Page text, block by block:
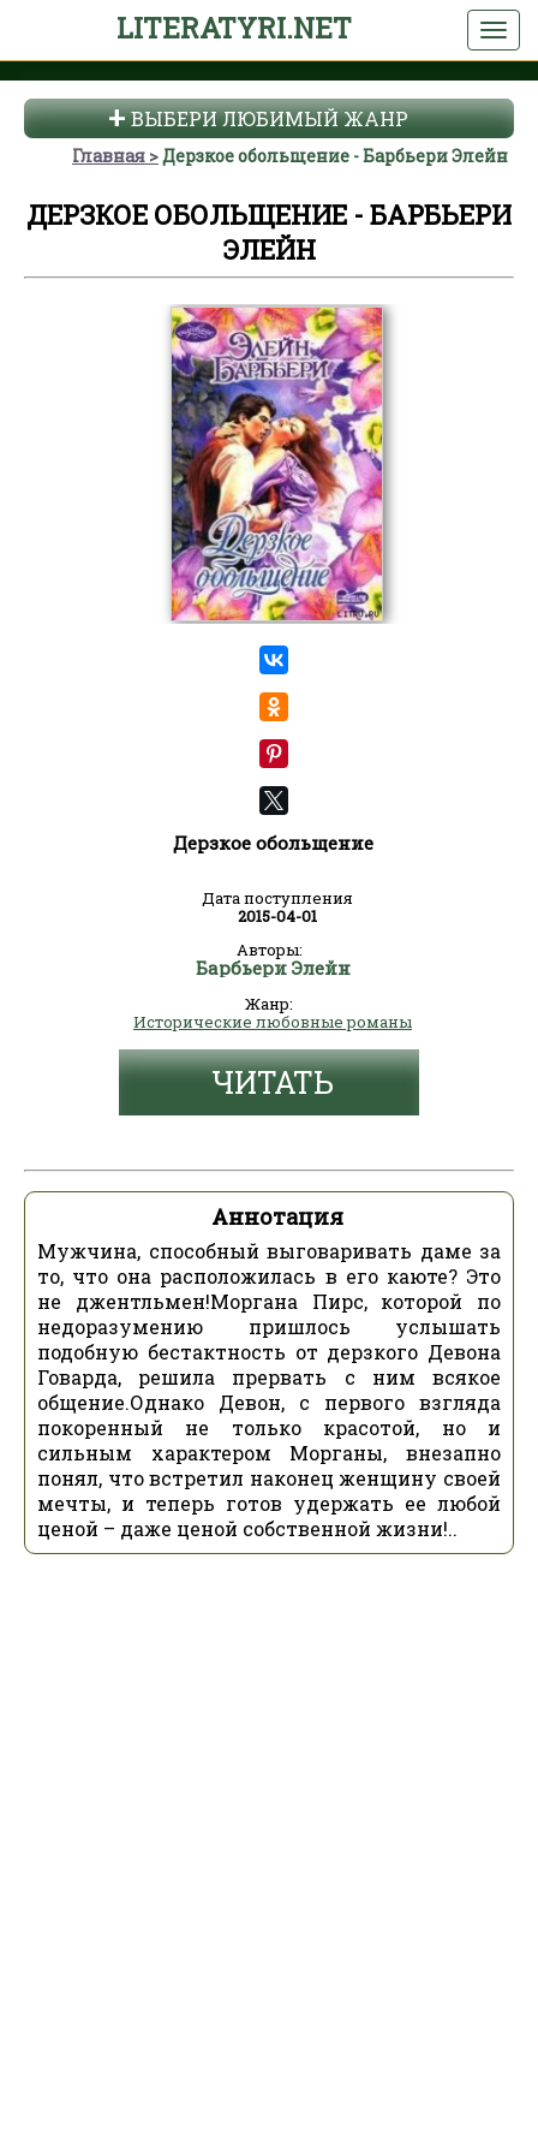
LITERATYRI.NET
ВЫБЕРИ ЛЮБИМЫЙ ЖАНР
Главная Дерзкое обольщение - Барбьери Элейн
ДЕРЗКОЕ ОБОЛЬЩЕНИЕ - БАРБЬЕРИ
ЭЛЕЙН
Дерзкое обольщение
Дата поступления
2015-04-01
Авторы:
Барбьери Элейн
Жанр:
Исторические любовные романы
ЧИТАТЬ
Аннотация
Мужчина, способный выговаривать даме за
то, что она расположилась в его каюте? Это
не джентльмен!Моргана Пирс, которой по
недоразумению пришлось услышать
подобную бестактность от дерзкого Девона
Говарда, решила прервать с ним всякое
общение.Однако Девон, с первого взгляда
покоренный не только красотой, но и
сильным характером Морганы, внезапно
понял, что встретил наконец женщину своей
мечты, и теперь готов удержать ее любой
ценой – даже ценой собственной жизни!..